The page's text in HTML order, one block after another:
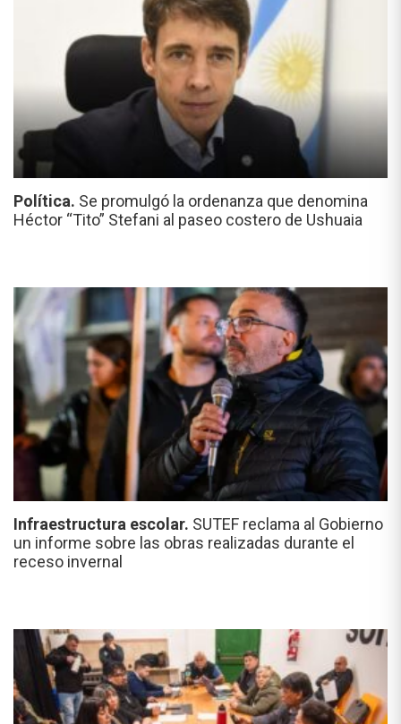
Política. Se promulgó la ordenanza que denomina
Héctor “Tito” Stefani al paseo costero de Ushuaia
Infraestructura escolar. SUTEF reclama al Gobierno
un informe sobre las obras realizadas durante el
receso invernal